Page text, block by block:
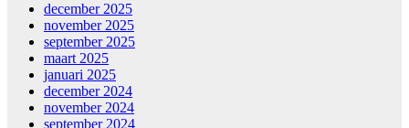
december 2025
november 2025
september 2025
maart 2025
januari 2025
december 2024
november 2024
september 2024